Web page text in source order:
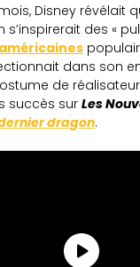
Disney révélait
s’inspirerait des «
dans son
de
succès surLes
dragon.